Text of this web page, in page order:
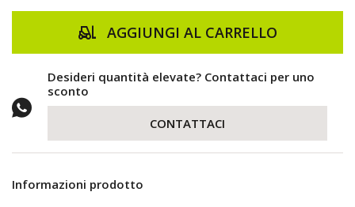
AGGIUNGI AL CARRELLO
Desideri quantità elevate? Contattaci per uno
sconto
CONTATTACI
Informazioni prodotto